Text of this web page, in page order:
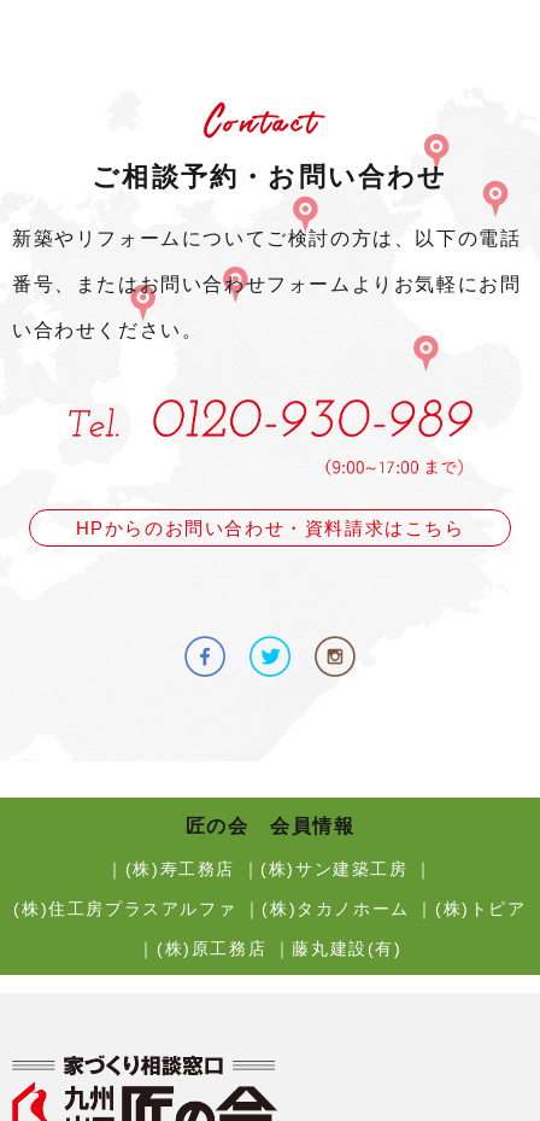
Contact
ご相談予約・お問い合わせ
新築やリフォームについてご検討の方は、以下の電話
番号、またはお問い合わせフォームよりお気軽にお問
い合わせください。
HPからのお問い合わせ・資料請求はこちら
匠の会 会員情報
｜ (株)寿工務店 ｜ (株)サン建築工房 ｜
(株)住工房プラスアルファ ｜ (株)タカノホーム ｜ (株)トピア
｜ (株)原工務店 ｜藤丸建設(有)